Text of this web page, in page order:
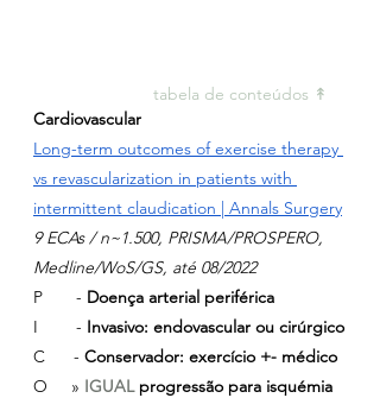
tabela de conteúdos ↟
Cardiovascular
Long-term outcomes of exercise therapy
vs revascularization in patients with
intermittent claudication | Annals Surgery
9 ECAs / n~1.500, PRISMA/PROSPERO,
Medline/WoS/GS, até 08/2022
P       - Doença arterial periférica
I        - Invasivo: endovascular ou cirúrgico
C      - Conservador: exercício +- médico
O     » IGUAL progressão para isquémia